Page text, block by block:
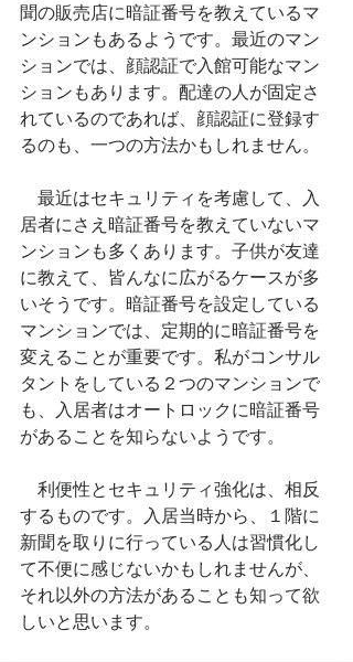
聞の販売店に暗証番号を教えているマ
ンションもあるようです。最近のマン
ションでは、顔認証で入館可能なマン
ションもあります。配達の人が固定さ
れているのであれば、顔認証に登録す
るのも、一つの方法かもしれません。
最近はセキュリティを考慮して、入
居者にさえ暗証番号を教えていないマ
ンションも多くあります。子供が友達
に教えて、皆んなに広がるケースが多
いそうです。暗証番号を設定している
マンションでは、定期的に暗証番号を
変えることが重要です。私がコンサル
タントをしている２つのマンションで
も、入居者はオートロックに暗証番号
があることを知らないようです。
利便性とセキュリティ強化は、相反
するものです。入居当時から、１階に
新聞を取りに行っている人は習慣化し
て不便に感じないかもしれませんが、
それ以外の方法があることも知って欲
しいと思います。